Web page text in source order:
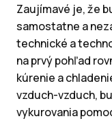
Zaujímavé je, že
samostatne a
technické a
na prvý pohľad
kúrenie a
vzduch-vzduch,
vykurovania